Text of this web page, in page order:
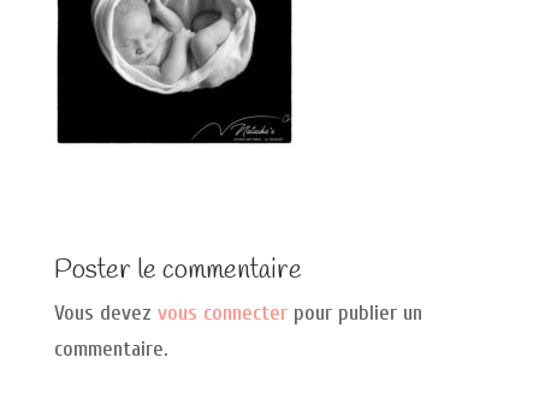
Poster le commentaire
Vous devez vous connecterpour publier un
commentaire.